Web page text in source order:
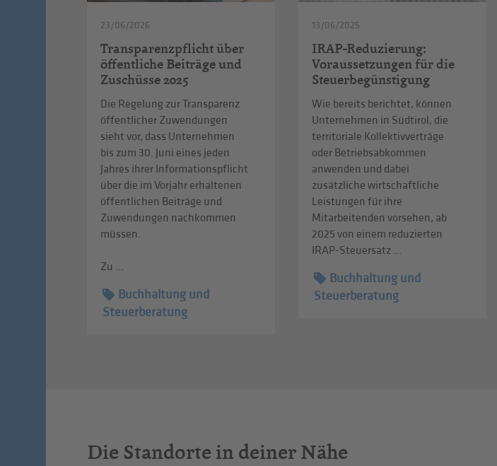
23/06/2026
Transparenzpflicht über
öffentliche Beiträge und
Zuschüsse 2025
Die Regelung zur Transparenz
öffentlicher Zuwendungen
sieht vor, dass Unternehmen
bis zum 30. Juni eines jeden
Jahres ihrer Informationspflicht
über die im Vorjahr erhaltenen
öffentlichen Beiträge und
Zuwendungen nachkommen
müssen.
Zu ...
Buchhaltung und
Steuerberatung
13/06/2025
IRAP-Reduzierung:
Voraussetzungen für die
Steuerbegünstigung
Wie bereits berichtet, können
Unternehmen in Südtirol, die
territoriale Kollektivverträge
oder Betriebsabkommen
anwenden und dabei
zusätzliche wirtschaftliche
Leistungen für ihre
Mitarbeitenden vorsehen, ab
2025 von einem reduzierten
IRAP-Steuersatz ...
Buchhaltung und
Steuerberatung
Die Standorte in deiner Nähe